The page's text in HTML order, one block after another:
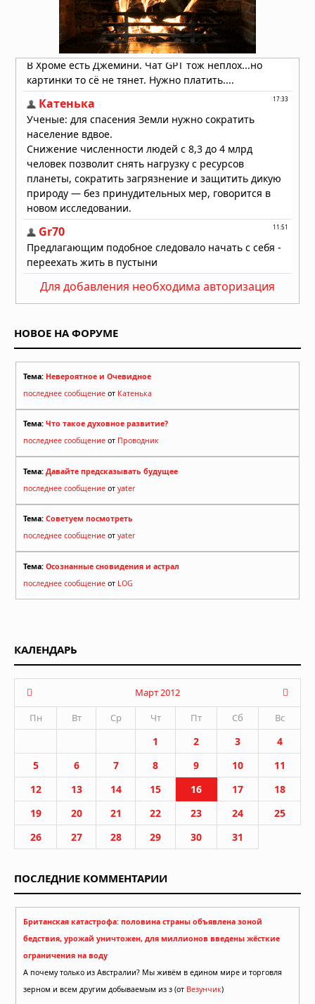
тысячелетние фигурки птиц
размером с ноготь
04.08.2026 в 08:30
Двухуровневая "гробница гигантов"
обнаружена в Сардинии
04.08.2026 в 08:27
Для добавления необходима авторизация
НОВОЕ НА ФОРУМЕ
Тема: Невероятное и Очевидное
последнее сообщение от Катенька
Тема: Что такое духовное развитие?
последнее сообщение от Проводник
Тема: Давайте предсказывать будущее
последнее сообщение от yater
Тема: Советуем посмотреть
последнее сообщение от yater
Тема: Осознанные сновидения и астрал
последнее сообщение от LOG
КАЛЕНДАРЬ
Март 2012
Пн
Вт Ср Чт Пт Сб Вс
1 2 3
4
5
6 7 8 9 10
11
12
13 14 15 16 17
18
19
20 21 22 23 24
25
26
27 28 29 30 31
ПОСЛЕДНИЕ КОММЕНТАРИИ
Британская катастрофа: половина страны объявлена зоной
бедствия, урожай уничтожен, для миллионов введены жёсткие
ограничения на воду
А почему только из Австралии? Мы живём в едином мире и торговля
зерном и всем другим добываемым из з (от Везунчик)